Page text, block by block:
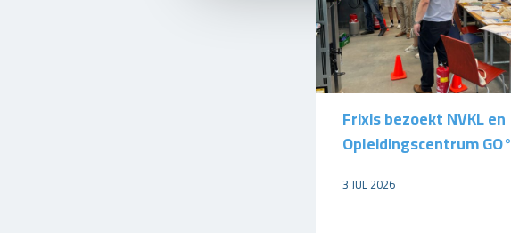
Frixis bezoekt NVKL en
Opleidingscentrum GO°
3 JUL 2026